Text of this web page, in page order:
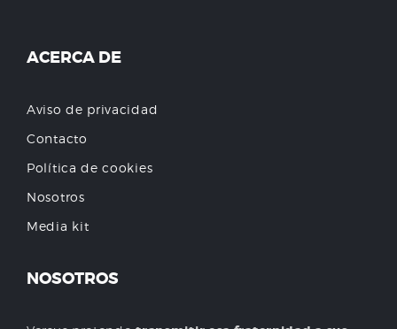
ACERCA DE
Aviso de privacidad
Contacto
Política de cookies
Nosotros
Media kit
NOSOTROS